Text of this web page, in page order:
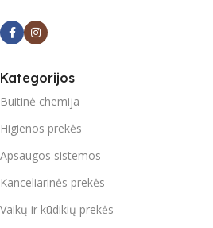
Kategorijos
Buitinė chemija
Higienos prekės
Apsaugos sistemos
Kanceliarinės prekės
Vaikų ir kūdikių prekės